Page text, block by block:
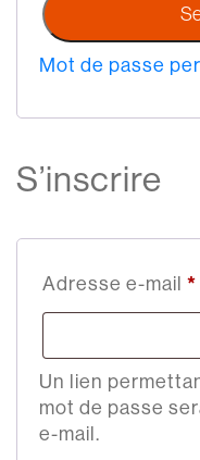
Mot de passe
S’inscrire
Adresse e-mail *
Un lien
mot de passe
e-mail.